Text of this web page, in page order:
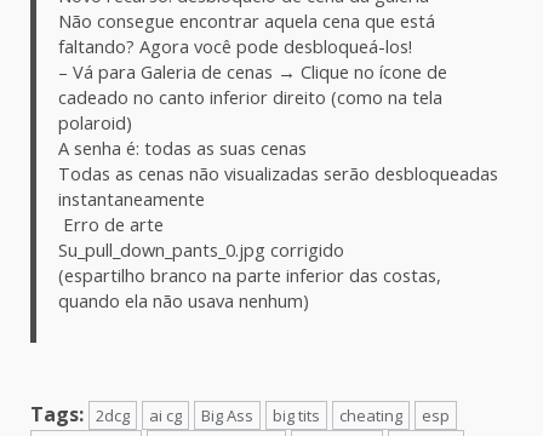
Não consegue encontrar aquela cena que está
faltando? Agora você pode desbloqueá-los!
– Vá para Galeria de cenas → Clique no ícone de
cadeado no canto inferior direito (como na tela
polaroid)
A senha é: todas as suas cenas
Todas as cenas não visualizadas serão desbloqueadas
instantaneamente
️ Erro de arte
Su_pull_down_pants_0.jpg corrigido
(espartilho branco na parte inferior das costas,
quando ela não usava nenhum)
Tags: 2dcg ai cg Big Ass big tits cheating
esp